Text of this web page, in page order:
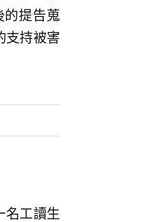
的提告蒐
支持被害
名工讀生